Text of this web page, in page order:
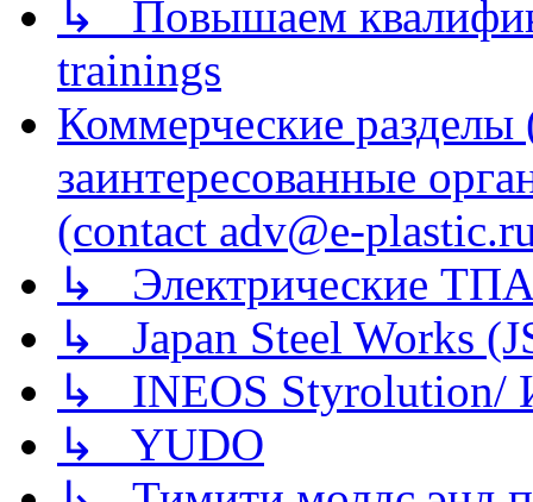
↳ Повышаем
trainings
Коммерческие
заинтересованные
(contact adv@e-
↳ Электрические
↳ Japan Steel Works
↳ INEOS
↳ YUDO